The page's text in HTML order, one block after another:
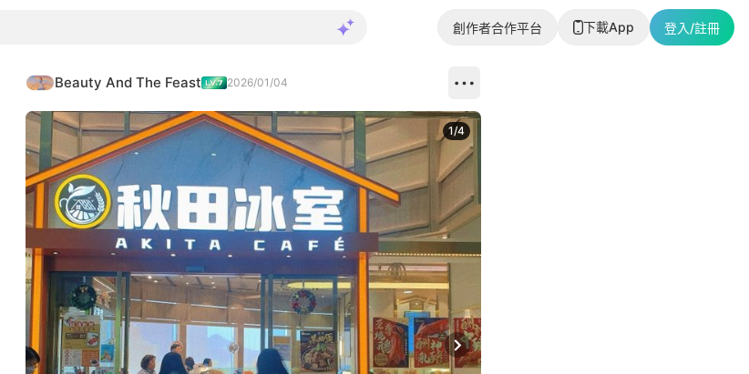
創作者合作平台 下載App 登入/註冊
Beauty And The Feast 2026/01/04
Next slide
1/4